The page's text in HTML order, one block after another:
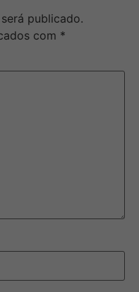
publicado.
com *